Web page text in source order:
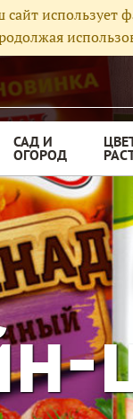
сайт использует
САД И
ОГОРОД